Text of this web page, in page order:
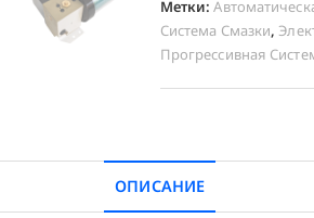
Метки:
Система Смазки,
Прогрессивная
ОПИСАНИЕ